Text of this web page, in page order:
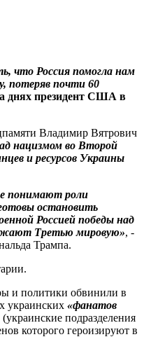
что Россия помогла нам
потеряв почти 60
днях президент США в
Владимир Вятрович
нацизмом во Второй
и ресурсов Украины
понимают роли
остановить
Россией победы над
Третью мировую», -
Трампа.
и политики обвинили в
украинских «фанатов
(украинские подразделения
которого героизируют в